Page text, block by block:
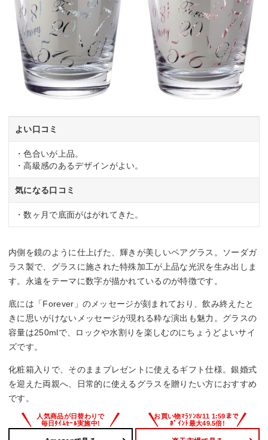
よい口コミ
・色合いが上品。
・高級感のあるデザインがよい。
気になる口コミ
・数ヶ月で底面がはがれてきた。
内側を鏡のように仕上げた、輝きが美しいペアグラス。ソーダガ
ラス製で、グラスに施された特殊加工が上品な光沢を生み出しま
す。永遠をテーマに数字が描かれているのが特徴です。
底には「Forever」のメッセージが刻まれており、飲み終えたと
きに思いがけないメッセージが現れる粋な演出も魅力。グラスの
容量は250mlで、ロックや水割りを楽しむのにちょうどよいサイ
ズです。
化粧箱入りで、そのままプレゼントに使えるギフト仕様。銀婚式
を迎えた両親へ、日常的に使えるグラスを贈りたい方におすすめ
です。